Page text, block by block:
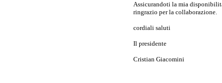
Assicurandoti la mia
ringrazio per la collaborazione.
cordiali saluti
Il presidente
Cristian Giacomini